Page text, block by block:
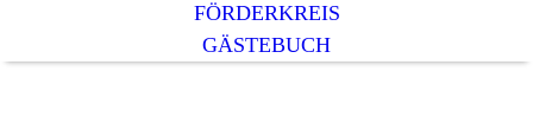
FÖRDERKREIS
GÄSTEBUCH